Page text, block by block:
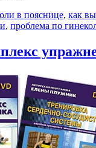
в пояснице, как
, проблема по